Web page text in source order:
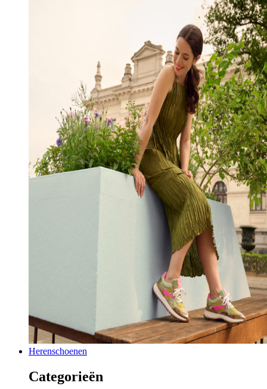
Herenschoenen
Categorieën